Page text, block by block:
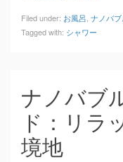
Filed under: お風呂 ナノバ
Tagged with: シャワー
ナノバブ
ド：リラ
境地